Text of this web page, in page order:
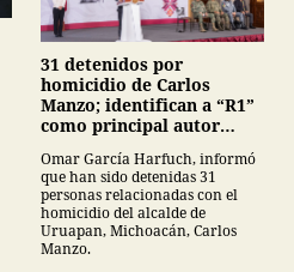
31 detenidos por
homicidio de Carlos
Manzo; identifican a “R1”
como principal autor
Omar García Harfuch, informó
que han sido detenidas 31
personas relacionadas con el
homicidio del alcalde de
Uruapan, Michoacán, Carlos
Manzo.